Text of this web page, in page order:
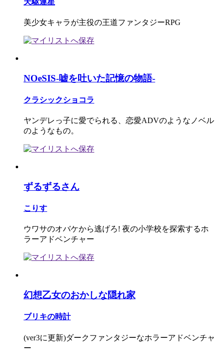
美少女キャラが主役の王道ファンタジーRPG
NOeSIS-嘘を吐いた記憶の物語-
クラシックショコラ
ヤンデレっ子に愛でられる、恋愛ADVのようなノベル
のようなもの。
ずるずるさん
こりす
ウワサのオバケから逃げろ! 夜の小学校を探索するホ
ラーアドベンチャー
幻想乙女のおかしな隠れ家
ブリキの時計
(ver3に更新)ダークファンタジーなホラーアドベンチャ
ー